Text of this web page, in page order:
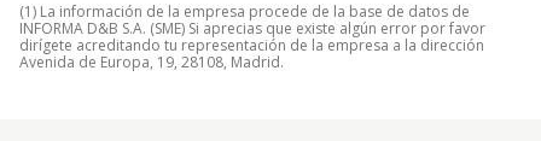
(1) La información de la empresa procede de la base de datos de
INFORMA D&B S.A. (SME) Si aprecias que existe algún error por favor
dirígete acreditando tu representación de la empresa a la dirección
Avenida de Europa, 19, 28108, Madrid.